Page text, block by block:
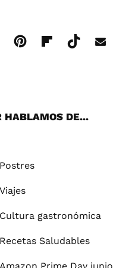
HABLAMOS DE...
Postres
Viajes
Cultura gastronómica
Recetas Saludables